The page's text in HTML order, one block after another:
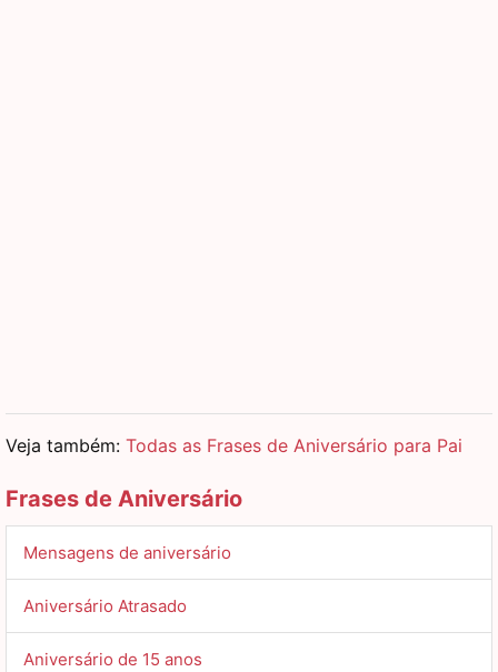
Veja também: Todas as Frases de Aniversário para Pai
Frases de Aniversário
Mensagens de aniversário
Aniversário Atrasado
Aniversário de 15 anos